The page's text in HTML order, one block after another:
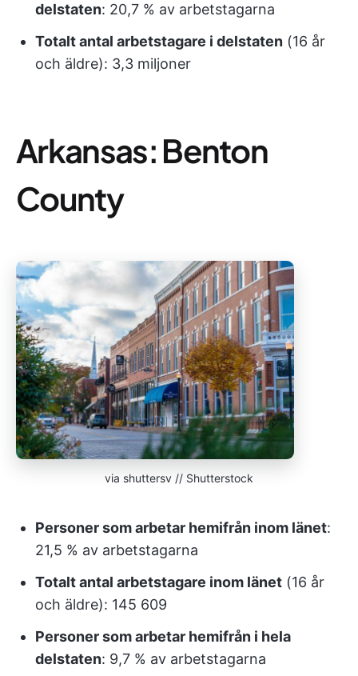
delstaten: 20,7 % av arbetstagarna
Totalt antal arbetstagare i delstaten (16 år
och äldre): 3,3 miljoner
Arkansas: Benton
County
via shuttersv // Shutterstock
Personer som arbetar hemifrån inom länet:
21,5 % av arbetstagarna
Totalt antal arbetstagare inom länet (16 år
och äldre): 145 609
Personer som arbetar hemifrån i hela
delstaten: 9,7 % av arbetstagarna